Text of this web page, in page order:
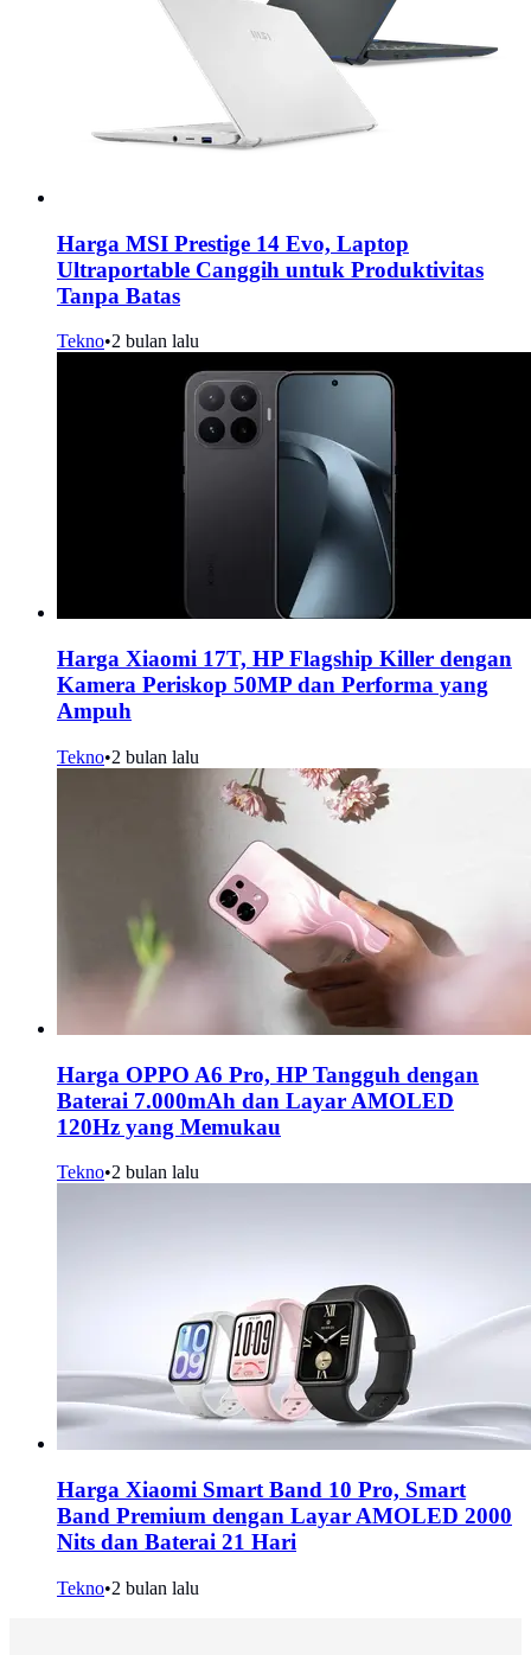
Harga MSI Prestige 14 Evo, Laptop
Ultraportable Canggih untuk Produktivitas
Tanpa Batas
Tekno•2 bulan lalu
Harga Xiaomi 17T, HP Flagship Killer dengan
Kamera Periskop 50MP dan Performa yang
Ampuh
Tekno•2 bulan lalu
Harga OPPO A6 Pro, HP Tangguh dengan
Baterai 7.000mAh dan Layar AMOLED
120Hz yang Memukau
Tekno•2 bulan lalu
Harga Xiaomi Smart Band 10 Pro, Smart
Band Premium dengan Layar AMOLED 2000
Nits dan Baterai 21 Hari
Tekno•2 bulan lalu